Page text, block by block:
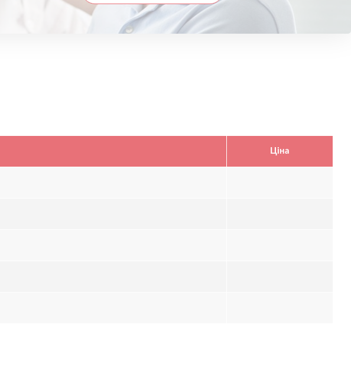
Ціна